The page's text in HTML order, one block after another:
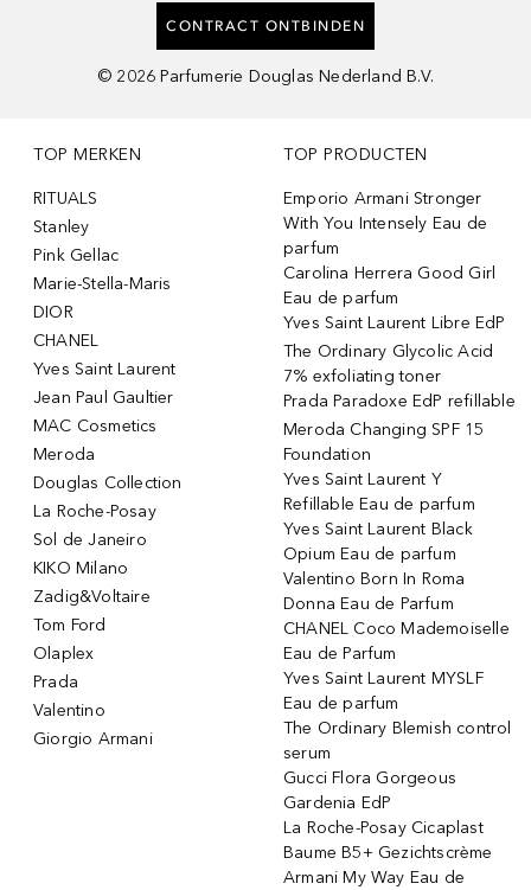
CONTRACT ONTBINDEN
© 2026 Parfumerie Douglas Nederland B.V.
TOP MERKEN
RITUALS
Stanley
Pink Gellac
Marie-Stella-Maris
DIOR
CHANEL
Yves Saint Laurent
Jean Paul Gaultier
MAC Cosmetics
Meroda
Douglas Collection
La Roche-Posay
Sol de Janeiro
KIKO Milano
Zadig&Voltaire
Tom Ford
Olaplex
Prada
Valentino
Giorgio Armani
TOP PRODUCTEN
Emporio Armani Stronger
With You Intensely Eau de
parfum
Carolina Herrera Good Girl
Eau de parfum
Yves Saint Laurent Libre EdP
The Ordinary Glycolic Acid
7% exfoliating toner
Prada Paradoxe EdP refillable
Meroda Changing SPF 15
Foundation
Yves Saint Laurent Y
Refillable Eau de parfum
Yves Saint Laurent Black
Opium Eau de parfum
Valentino Born In Roma
Donna Eau de Parfum
CHANEL Coco Mademoiselle
Eau de Parfum
Yves Saint Laurent MYSLF
Eau de parfum
The Ordinary Blemish control
serum
Gucci Flora Gorgeous
Gardenia EdP
La Roche-Posay Cicaplast
Baume B5+ Gezichtscrème
Armani My Way Eau de